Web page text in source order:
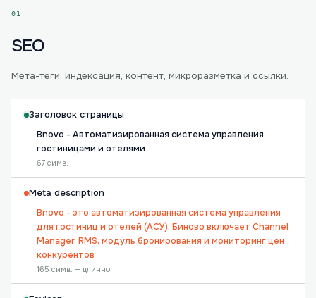
01
SEO
Мета-теги, индексация, контент, микроразметка и ссылки.
Заголовок страницы
Bnovo - Автоматизированная система управления
гостиницами и отелями
67 симв.
Meta description
Bnovo - это автоматизированная система управления
для гостиниц и отелей (АСУ). Биново включает Channel
Manager, RMS, модуль бронирования и мониторинг цен
конкурентов
165 симв. — длинно